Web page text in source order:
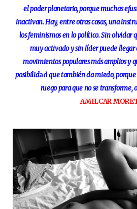
el poder planetario, porque muchas
inactivan. Hay, entre otras cosas, una
los feminismos en lo político. Sin olvidar
muy activado y sin líder puede llegar
movimientos populares más amplios y
posibilidadque también da miedo,
ruego para que no se transforme,
AMILCAR